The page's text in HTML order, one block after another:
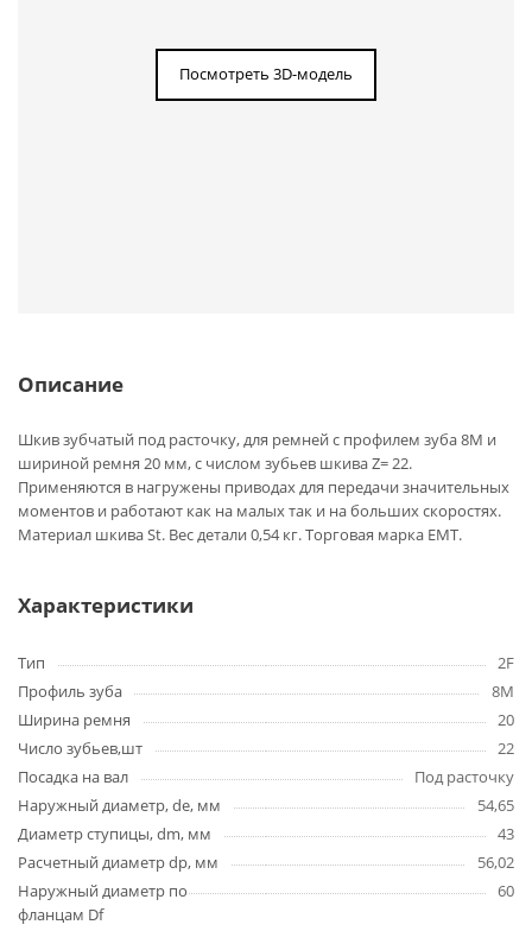
Посмотреть 3D-модель
Описание
Шкив зубчатый под расточку, для ремней с профилем зуба 8M и
шириной ремня 20 мм, с числом зубьев шкива Z= 22.
Применяются в нагружены приводах для передачи значительных
моментов и работают как на малых так и на больших скоростях.
Материал шкива St. Вес детали 0,54 кг. Торговая марка EMT.
Характеристики
Тип
2F
Профиль зуба
8M
Ширина ремня
20
Число зубьев,шт
22
Посадка на вал
Под расточку
Наружный диаметр, de, мм
54,65
Диаметр ступицы, dm, мм
43
Расчетный диаметр dp, мм
56,02
Наружный диаметр по
фланцам Df
60